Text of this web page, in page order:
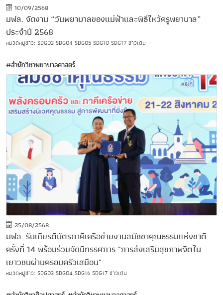
10/09/2568
มฟล. จัดงาน “วันพยาบาลของแม่ฟ้าและพิธีไหว้ครูพยาบาล”
ประจำปี 2568
หมวดหมู่ข่าว: SDG03 SDG04 SDG05 SDG10 SDG17 ข่าวเด่น
#สำนักวิชาพยาบาลศาสตร์
25/08/2568
มฟล. รับเกียรติบัตรภาคีเครือข่ายงานสมัชชาคุณธรรมแห่งชาติ
ครั้งที่ 14 พร้อมร่วมจัดนิทรรศการ "การส่งเสริมสุขภาพจิตใน
เยาวชนผ่านครอบครัวเสมือน"
หมวดหมู่ข่าว: SDG03 SDG04 SDG16 SDG17 ข่าวเด่น